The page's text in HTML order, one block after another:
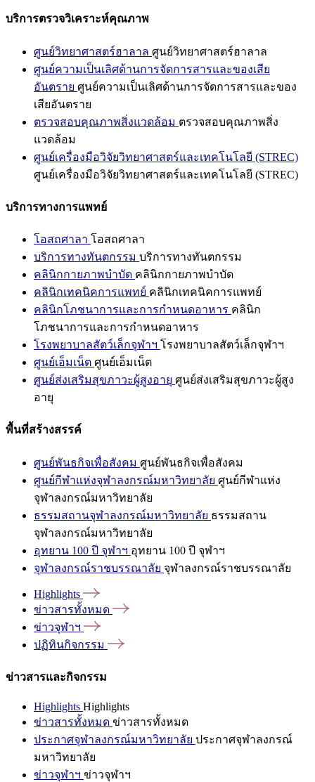
บริการตรวจวิเคราะห์คุณภาพ
ศูนย์วิทยาศาสตร์ฮาลาล ศูนย์วิทยาศาสตร์ฮาลาล
ศูนย์ความเป็นเลิศด้านการจัดการสารและของเสีย
อันตราย ศูนย์ความเป็นเลิศด้านการจัดการสารและของ
เสียอันตราย
ตรวจสอบคุณภาพสิ่งแวดล้อม ตรวจสอบคุณภาพสิ่ง
แวดล้อม
ศูนย์เครื่องมือวิจัยวิทยาศาสตร์และเทคโนโลยี (STREC)
ศูนย์เครื่องมือวิจัยวิทยาศาสตร์และเทคโนโลยี (STREC)
บริการทางการแพทย์
โอสถศาลา โอสถศาลา
บริการทางทันตกรรม บริการทางทันตกรรม
คลินิกกายภาพบำบัด คลินิกกายภาพบำบัด
คลินิกเทคนิคการแพทย์ คลินิกเทคนิคการแพทย์
คลินิกโภชนาการและการกำหนดอาหาร คลินิก
โภชนาการและการกำหนดอาหาร
โรงพยาบาลสัตว์เล็กจุฬาฯ โรงพยาบาลสัตว์เล็กจุฬาฯ
ศูนย์เอ็มเน็ต ศูนย์เอ็มเน็ต
ศูนย์ส่งเสริมสุขภาวะผู้สูงอายุ ศูนย์ส่งเสริมสุขภาวะผู้สูง
อายุ
พื้นที่สร้างสรรค์
ศูนย์พันธกิจเพื่อสังคม ศูนย์พันธกิจเพื่อสังคม
ศูนย์กีฬาแห่งจุฬาลงกรณ์มหาวิทยาลัย ศูนย์กีฬาแห่ง
จุฬาลงกรณ์มหาวิทยาลัย
ธรรมสถานจุฬาลงกรณ์มหาวิทยาลัย ธรรมสถาน
จุฬาลงกรณ์มหาวิทยาลัย
อุทยาน 100 ปี จุฬาฯ อุทยาน 100 ปี จุฬาฯ
จุฬาลงกรณ์ราชบรรณาลัย จุฬาลงกรณ์ราชบรรณาลัย
Highlights
ข่าวสารทั้งหมด
ข่าวจุฬาฯ
ปฏิทินกิจกรรม
ข่าวสารและกิจกรรม
Highlights Highlights
ข่าวสารทั้งหมด ข่าวสารทั้งหมด
ประกาศจุฬาลงกรณ์มหาวิทยาลัย ประกาศจุฬาลงกรณ์
มหาวิทยาลัย
ข่าวจุฬาฯ ข่าวจุฬาฯ